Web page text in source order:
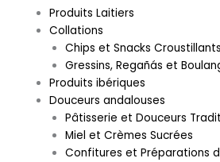
Produits Laitiers
Collations
Chips et Snacks Croustillants
Gressins, Regañás et
Produits ibériques
Douceurs andalouses
Pâtisserie et Douceurs
Miel et Crèmes Sucrées
Confitures et Préparations